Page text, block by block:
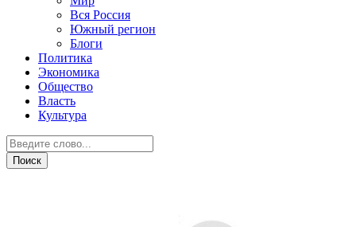
Вся Россия
Южный регион
Блоги
Политика
Экономика
Общество
Власть
Культура